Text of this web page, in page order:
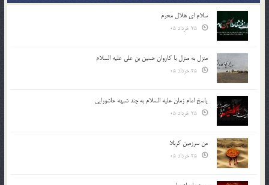
سلام ای هلال محرم
منزل به منزل با کاروان حسین بن علی علیه السلام
پاسخ امام زمان علیه السلام به چند شبهه عاشورایی
من سرزمین کربلا